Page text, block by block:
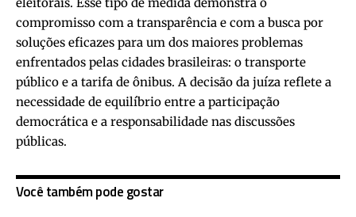
compromisso com a transparência e com a busca por
soluções eficazes para um dos maiores problemas
enfrentados pelas cidades brasileiras: o transporte
público e a tarifa de ônibus. A decisão da juíza reflete a
necessidade de equilíbrio entre a participação
democrática e a responsabilidade nas discussões
públicas.
Você também pode gostar